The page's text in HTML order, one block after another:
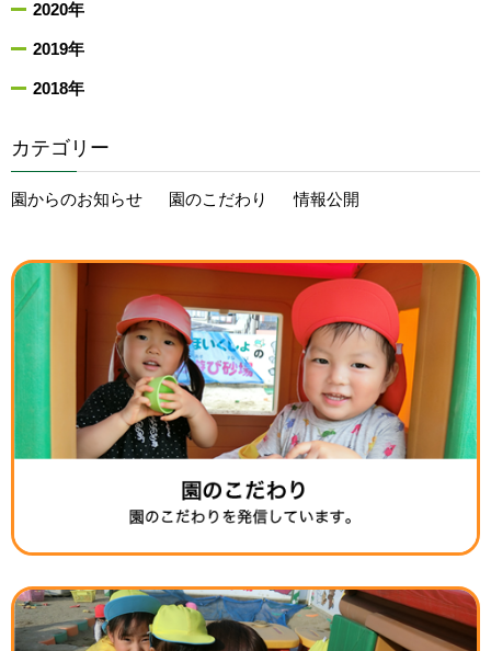
2020年
2019年
2018年
カテゴリー
園からのお知らせ 園のこだわり 情報公開